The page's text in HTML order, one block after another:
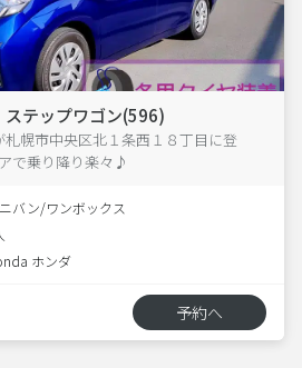
ステップワゴン(596)
幌市中央区北１条西１８丁目に登
で乗り降り楽々♪
バン/ワンボックス
ホンダ
予約へ